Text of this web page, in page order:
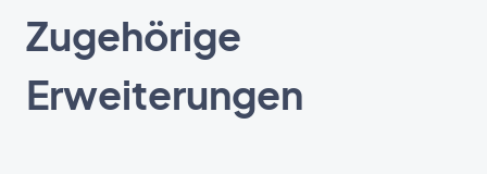
Zugehörige
Erweiterungen